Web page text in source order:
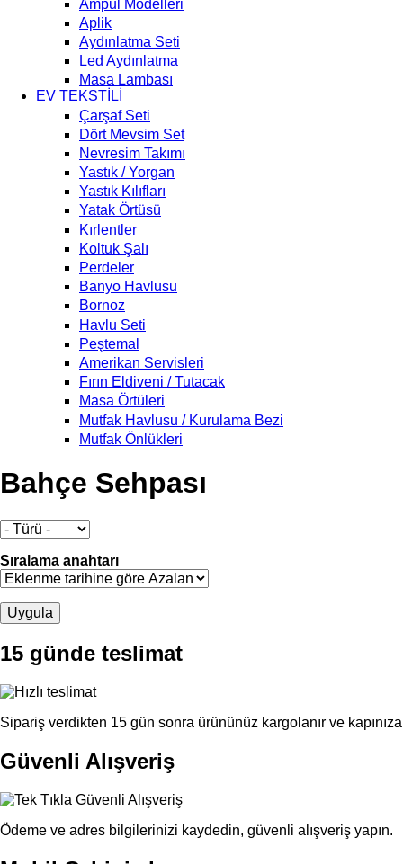
Ampul Modelleri
Aplik
Aydınlatma Seti
Led Aydınlatma
Masa Lambası
EV TEKSTİLİ
Çarşaf Seti
Dört Mevsim Set
Nevresim Takımı
Yastık / Yorgan
Yastık Kılıfları
Yatak Örtüsü
Kırlentler
Koltuk Şalı
Perdeler
Banyo Havlusu
Bornoz
Havlu Seti
Peştemal
Amerikan Servisleri
Fırın Eldiveni / Tutacak
Masa Örtüleri
Mutfak Havlusu / Kurulama Bezi
Mutfak Önlükleri
Bahçe Sehpası
Sıralama anahtarı
15 günde teslimat
Sipariş verdikten 15 gün sonra ürününüz kargolanır ve kapınıza
Güvenli Alışveriş
Ödeme ve adres bilgilerinizi kaydedin, güvenli alışveriş yapın.